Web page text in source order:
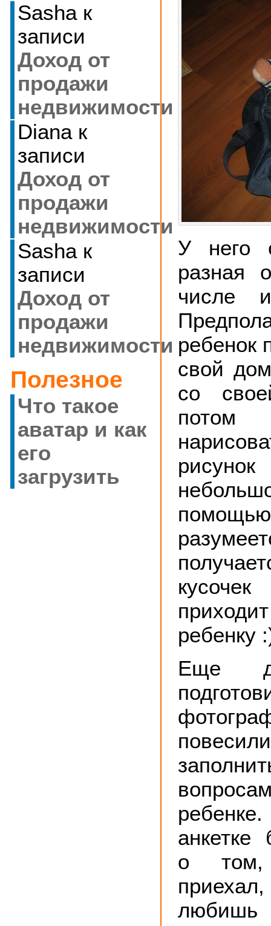
Sashaк
записи
Доход от
продажи
недвижимости
Dianaк
записи
Доход от
продажи
недвижимости
Sashaк
записи
Доход от
продажи
недвижимости
Полезное
Что такое
аватар и как
его
загрузить
У него
разная
числе
ребенок
свой
со
ребенку
Еще
о том,
любишь